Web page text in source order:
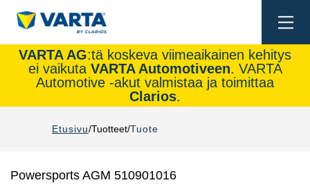
VARTA AG:tä koskeva viimeaikainen kehitys
ei vaikuta VARTA Automotiveen. VARTA
Automotive -akut valmistaa ja toimittaa
Clarios.
Etusivu Tuotteet Tuote
Powersports AGM 510901016